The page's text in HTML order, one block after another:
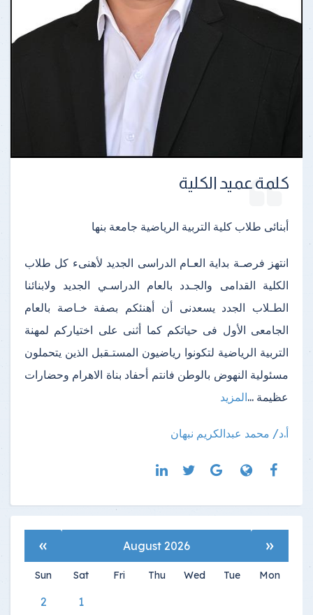
كلمة عميد الكلية
أبنائى طلاب كلية التربية الرياضية جامعة بنها
انتهز فرصـة بداية العـام الدراسى الجديد لأهنىء كل طلاب
الكلية القدامى والجـدد بالعام الدراسـي الجديد ولابنائنا
الطـلاب الجدد يسعدنى أن أهنئكم بصفة خـاصة بالعام
الجامعى الأول فى حياتكم كما أثنى على اختياركم لمهنة
التربية الرياضية لتكونوا رياضيون المستـقبل الذين يتحملون
مسئولية النهوض بالوطن فانتم أحفاد بناة الاهرام وحضارات
عظيمة ...المزيد
أ.د/ محمد عبدالكريم نبهان
«
August 2026
»
Mon
Tue
Wed
Thu
Fri
Sat
Sun
1
2